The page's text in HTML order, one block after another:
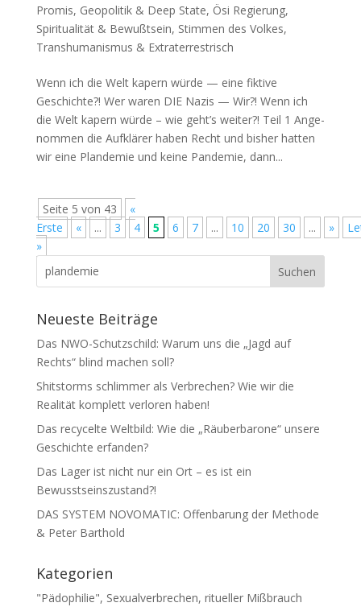
Promis, Geopolitik & Deep State, Ösi Regierung,
Spiritualität & Bewußtsein, Stimmen des Volkes,
Transhumanismus & Extraterrestrisch
Wenn ich die Welt kapern würde — eine fiktive
Geschichte?! Wer waren DIE Nazis — Wir?! Wenn ich
die Welt kapern wür­de – wie geht’s wei­ter?! Teil 1 Ange­
nom­men die Auf­klä­rer haben Recht und bis­her hat­ten
wir eine Plan­de­mie und kei­ne Pan­de­mie, dann...
Seite 5 von 43
«
Erste
« ... 3 4 5 6 7 ... 10 20 30 ... »
»
Neueste Beiträge
Das NWO-Schutzschild: Warum uns die „Jagd auf
Rechts“ blind machen soll?
Shitstorms schlimmer als Verbrechen? Wie wir die
Realität komplett verloren haben!
Das recycelte Weltbild: Wie die „Räuberbarone“ unsere
Geschichte erfanden?
Das Lager ist nicht nur ein Ort – es ist ein
Bewusstseinszustand?!
DAS SYSTEM NOVOMATIC: Offenbarung der Methode
& Peter Barthold
Kategorien
"Pädophilie", Sexualverbrechen, ritueller Mißbrauch